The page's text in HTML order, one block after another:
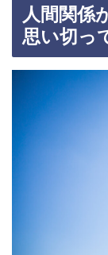
人間関係
思い切っ